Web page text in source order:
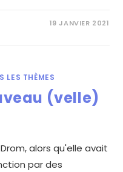
19 JANVIER 2021
LES THÈMES
(velle)
alors qu'elle avait
par des